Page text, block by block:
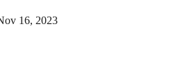
16, 2023